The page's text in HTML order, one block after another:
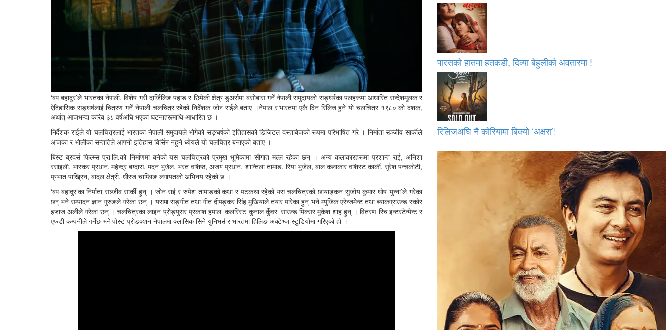
‘बम बहादुर’ले भारतका नेपाली, विशेष गरी दार्जिलिङ पहाड र छिमेकी क्षेत्र डुअर्समा बसोबास गर्ने नेपाली समुदायको सङ्घर्षका पलहरूमा आधारित सन्देशमूलक र
ऐतिहासिक सङ्घर्षलाई चित्रण गर्ने नेपाली चलचित्र रहेको निर्देशक जोन राईले बताए ।नेपाल र भारतमा एकै दिन रिलिज हुने यो चलचित्र १९८० को दशक,
अर्थात् आजभन्दा करिब ३८ वर्षअघि भएका घटनाहरूमाथि आधारित छ ।
निर्देशक राईले यो चलचित्रलाई भारतका नेपाली समुदायले भोगेको सङ्घर्षको इतिहासको डिजिटल दस्ताबेजको रूपमा परिभाषित गरे । निर्माता सञ्जीव सार्कीले
आजका र भोलीका सन्ततिले आफ्नो इतिहास बिर्सिन नहुने ध्येयले यो चलचित्र बनाएको बताए ।
बिस्ट ब्रदर्स फिल्म्स प्रा.लि.को निर्माणमा बनेको यस चलचित्रको प्रमुख भूमिकामा सौगात मल्ल रहेका छन् । अन्य कलाकारहरूमा प्रशान्त राई, अनिशा
रसाइली, भास्कर प्रधान, महेन्द्र बग्दास, मदन भुजेल, भरत वशिष्ठ, अजय प्रधान, शान्तिला तामाङ, रिया भुजेल, बाल कलाकार वशिस्ट कार्की, सुरेश पन्चकोटी,
प्रभात पाख्रिन, बादल क्षेत्री, धीरज चाम्लिङ लगायतको अभिनय रहेको छ ।
‘बम बहादुर’का निर्माता सञ्जीव सार्की हुन् । जोन राई र रुपेश तामाङको कथा र पटकथा रहेको यस चलचित्रको छायाङ्कन सुजोय कुमार घोष ‘मुन्ना’ले गरेका
छन् भने सम्पादन ज्ञान गुरुङले गरेका छन् । यसमा सङ्गीत तथा गीत दीपङ्कर सिंह मुखियाले तयार पारेका हुन् भने म्युजिक एरेन्जमेन्ट तथा ब्याकग्राउन्ड स्कोर
इजाज अलीले गरेका छन् । चलचित्रका लाइन प्रोड्युसर प्रकाश हमाल, कलरिस्ट कुनाल कुँवर, साउन्ड मिक्सर मुकेश शाह हुन् । वितरण रिच इन्टरटेन्मेन्ट र
एफडी कम्पनीले गर्नेछ भने पोस्ट प्रोडक्शन नेपालमा क्लासिक सिने युनिभर्स र भारतमा हिलिङ अक्टेभ्ज स्टुडियोमा गरिएको हो ।
पारसको हातमा हतकडी, दिव्या बेहुलीको अवतारमा !
रिलिजअघि नै कोरियामा बिक्यो ‘अक्षरा’!